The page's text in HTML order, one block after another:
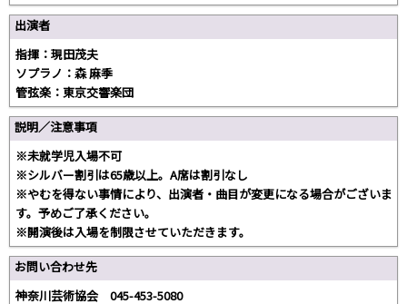
出演者
指揮：現田茂夫
ソプラノ：森 麻季
管弦楽：東京交響楽団
説明／注意事項
※未就学児入場不可
※シルバー割引は65歳以上。A席は割引なし
※やむを得ない事情により、出演者・曲目が変更になる場合がございま
す。予めご了承ください。
※開演後は入場を制限させていただきます。
お問い合わせ先
神奈川芸術協会 045-453-5080